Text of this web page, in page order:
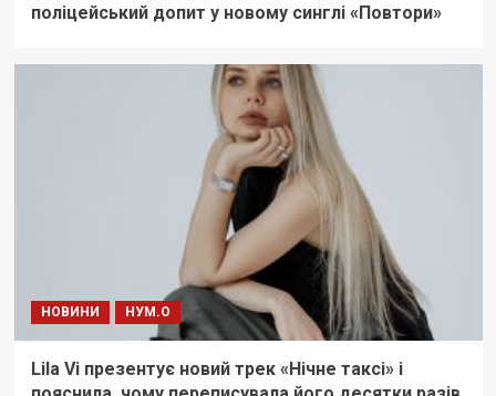
поліцейський допит у новому синглі «Повтори»
НОВИНИ НУМ.О
Lila Vi презентує новий трек «Нічне таксі» і